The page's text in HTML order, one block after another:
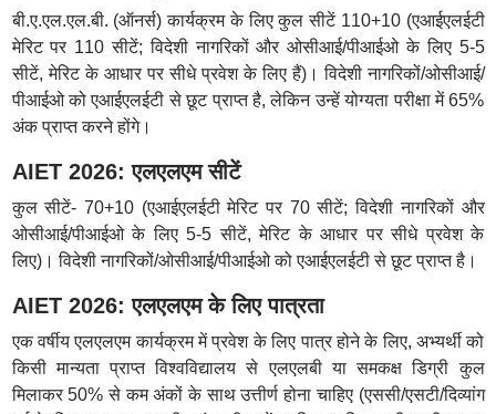
बी.ए.एल.एल.बी. (ऑनर्स) कार्यक्रम के लिए कुल सीटें 110+10 (एआईएलईटी
मेरिट पर 110 सीटें; विदेशी नागरिकों और ओसीआई/पीआईओ के लिए 5-5
सीटें, मेरिट के आधार पर सीधे प्रवेश के लिए हैं)। विदेशी नागरिकों/ओसीआई/
पीआईओ को एआईएलईटी से छूट प्राप्त है, लेकिन उन्हें योग्यता परीक्षा में 65%
अंक प्राप्त करने होंगे।
AIET 2026: एलएलएम सीटें
कुल सीटें- 70+10 (एआईएलईटी मेरिट पर 70 सीटें; विदेशी नागरिकों और
ओसीआई/पीआईओ के लिए 5-5 सीटें, मेरिट के आधार पर सीधे प्रवेश के
लिए)। विदेशी नागरिकों/ओसीआई/पीआईओ को एआईएलईटी से छूट प्राप्त है।
AIET 2026: एलएलएम के लिए पात्रता
एक वर्षीय एलएलएम कार्यक्रम में प्रवेश के लिए पात्र होने के लिए, अभ्यर्थी को
किसी मान्यता प्राप्त विश्वविद्यालय से एलएलबी या समकक्ष डिग्री कुल
मिलाकर 50% से कम अंकों के साथ उत्तीर्ण होना चाहिए (एससी/एसटी/दिव्यांग